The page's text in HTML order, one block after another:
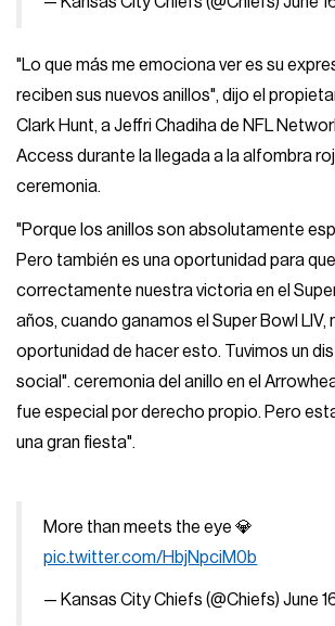
"Lo que más me emociona ver es su
reciben sus nuevos anillos", dijo el
Clark Hunt, a Jeffri Chadiha de NFL
Access durante la llegada a la alfombra
ceremonia.
"Porque los anillos son absolutamente
Pero también es una oportunidad para
correctamente nuestra victoria en el
años, cuando ganamos el Super Bowl LIV,
oportunidad de hacer esto. Tuvimos un
social". ceremonia del anillo en el
fue especial por derecho propio. Pero
una gran fiesta".
More than meets the eye 💎
pic.twitter.com/HbjNpciM0b
— Kansas City Chiefs (@Chiefs)June